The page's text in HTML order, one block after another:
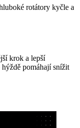
rotátory kyčle a
krok a lepší
pomáhají snížit